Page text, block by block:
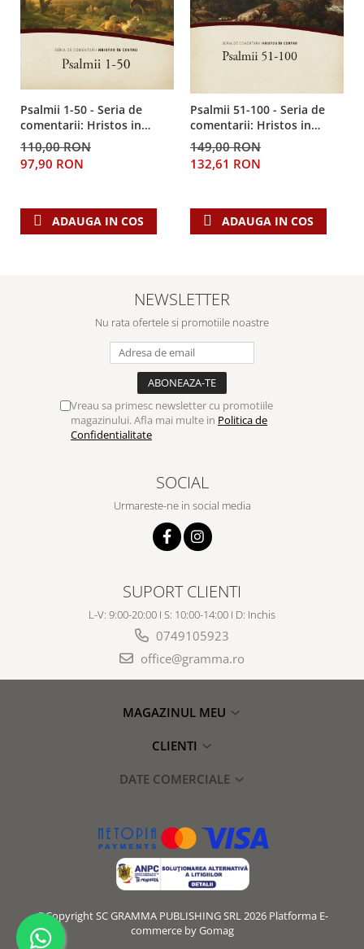
Psalmii 1-50 - Seria de
comentarii: Hristos in
centru
110,00 RON
97,90 RON
ADAUGA IN COS
Psalmii 51-100 - Seria de
comentarii: Hristos in
centru
149,00 RON
132,61 RON
ADAUGA IN COS
NEWSLETTER
Nu rata ofertele si promotiile noastre
Vreau sa primesc newsletter cu promotiile
magazinului. Afla mai multe in Politica de
Confidentialitate
SOCIAL
Urmareste-ne in social media
SUPORT CLIENTI
L-V: 9:00-20:00 I S: 10:00-14:00 I D: Inchis
0749105923
office@gramma.ro
MAGAZINUL MEU
CLIENTI
DATE COMERCIALE
©Copyright SC GRAMMA PUBLISHING SRL 2026 Platforma E-
commerce by Gomag